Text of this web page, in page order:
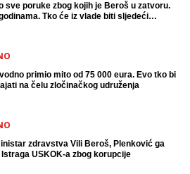
sve poruke zbog kojih je Beroš u zatvoru.
Tko će iz vlade biti sljedeći
primio mito od 75 000 eura. Evo tko bi
na čelu zločinačkog udruženja
zdravstva Vili Beroš, Plenković ga
USKOK-a zbog korupcije